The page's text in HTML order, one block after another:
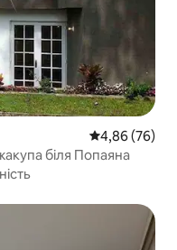
Середня
4,86 (76)
біля Попаяна